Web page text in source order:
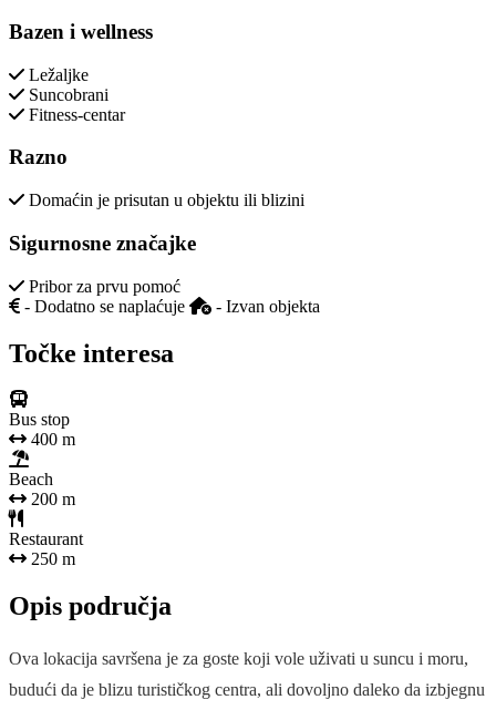
Bazen i wellness
Ležaljke
Suncobrani
Fitness-centar
Razno
Domaćin je prisutan u objektu ili blizini
Sigurnosne značajke
Pribor za prvu pomoć
- Dodatno se naplaćuje
- Izvan objekta
Točke interesa
Bus stop
400 m
Beach
200 m
Restaurant
250 m
Opis područja
Ova lokacija savršena je za goste koji vole uživati u suncu i moru,
budući da je blizu turističkog centra, ali dovoljno daleko da izbjegnu